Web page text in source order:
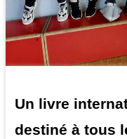
Un livre
destiné à tous